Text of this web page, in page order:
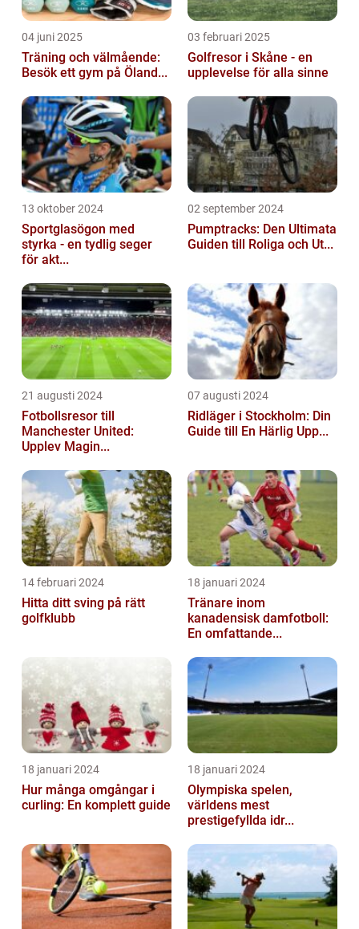
04 juni 2025
Träning och välmående:
Besök ett gym på Öland...
03 februari 2025
Golfresor i Skåne - en
upplevelse för alla sinne
13 oktober 2024
Sportglasögon med
styrka - en tydlig seger
för akt...
02 september 2024
Pumptracks: Den Ultimata
Guiden till Roliga och Ut...
21 augusti 2024
Fotbollsresor till
Manchester United:
Upplev Magin...
07 augusti 2024
Ridläger i Stockholm: Din
Guide till En Härlig Upp...
14 februari 2024
Hitta ditt sving på rätt
golfklubb
18 januari 2024
Tränare inom
kanadensisk damfotboll:
En omfattande...
18 januari 2024
Hur många omgångar i
curling: En komplett guide
18 januari 2024
Olympiska spelen,
världens mest
prestigefyllda idr...